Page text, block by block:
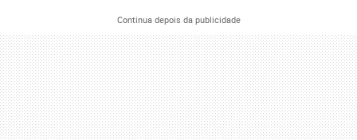
Continua depois da publicidade